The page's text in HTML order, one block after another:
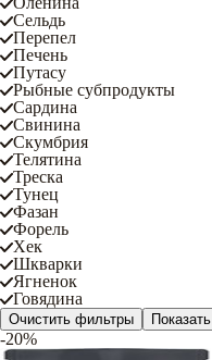
Сельдь
Перепел
Печень
Путасу
Рыбные субпродукты
Сардина
Свинина
Скумбрия
Телятина
Треска
Тунец
Фазан
Форель
Хек
Шкварки
Ягненок
Говядина
Очистить фильтры Показать
-20%